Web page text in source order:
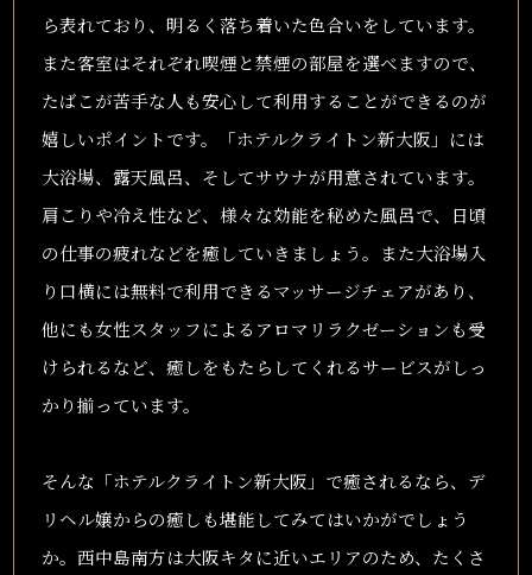
ら表れており、明るく落ち着いた色合いをしています。
また客室はそれぞれ喫煙と禁煙の部屋を選べますので、
たばこが苦手な人も安心して利用することができるのが
嬉しいポイントです。「ホテルクライトン新大阪」には
大浴場、露天風呂、そしてサウナが用意されています。
肩こりや冷え性など、様々な効能を秘めた風呂で、日頃
の仕事の疲れなどを癒していきましょう。また大浴場入
り口横には無料で利用できるマッサージチェアがあり、
他にも女性スタッフによるアロマリラクゼーションも受
けられるなど、癒しをもたらしてくれるサービスがしっ
かり揃っています。
そんな「ホテルクライトン新大阪」で癒されるなら、デ
リヘル嬢からの癒しも堪能してみてはいかがでしょう
か。西中島南方は大阪キタに近いエリアのため、たくさ